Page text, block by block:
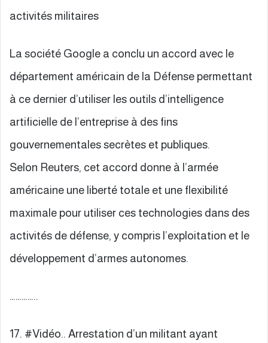
activités militaires
La société Google a conclu un accord avec le
département américain de la Défense permettant
à ce dernier d’utiliser les outils d’intelligence
artificielle de l’entreprise à des fins
gouvernementales secrètes et publiques.
Selon Reuters, cet accord donne à l’armée
américaine une liberté totale et une flexibilité
maximale pour utiliser ces technologies dans des
activités de défense, y compris l’exploitation et le
développement d’armes autonomes.
…………..
17. #Vidéo.. Arrestation d’un militant ayant